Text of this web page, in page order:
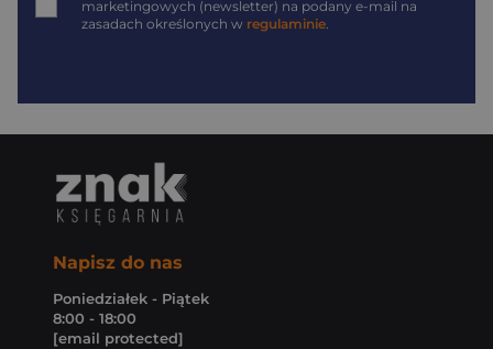
marketingowych (newsletter) na podany e-mail na
zasadach określonych w regulaminie
Napisz do nas
Poniedziałek - Piątek
8:00 - 18:00
[email protected]